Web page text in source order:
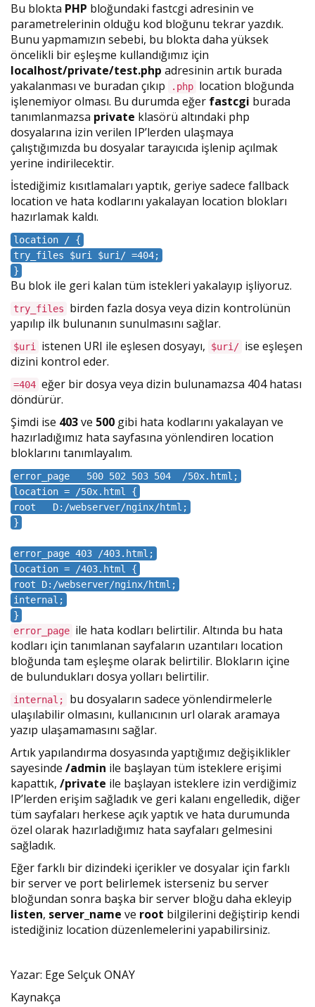
Bu blokta PHP bloğundaki fastcgi adresinin ve
parametrelerinin olduğu kod bloğunu tekrar yazdık.
Bunu yapmamızın sebebi, bu blokta daha yüksek
öncelikli bir eşleşme kullandığımız için
localhost/private/test.php adresinin artık burada
yakalanması ve buradan çıkıp
.php location bloğunda
işlenemiyor olması. Bu durumda eğer fastcgi burada
tanımlanmazsa private klasörü altındaki php
dosyalarına izin verilen IP’lerden ulaşmaya
çalıştığımızda bu dosyalar tarayıcıda işlenip açılmak
yerine indirilecektir.
İstediğimiz kısıtlamaları yaptık, geriye sadece fallback
location ve hata kodlarını yakalayan location blokları
hazırlamak kaldı.
location / {
try_files $uri $uri/ =404;
}
Bu blok ile geri kalan tüm istekleri yakalayıp işliyoruz.
try_files
birden fazla dosya veya dizin kontrolünün
yapılıp ilk bulunanın sunulmasını sağlar.
$uri istenen URI ile eşlesen dosyayı, $uri/ ise eşleşen
dizini kontrol eder.
=404 eğer bir dosya veya dizin bulunamazsa 404 hatası
döndürür.
Şimdi ise 403ve 500 gibi hata kodlarını yakalayan ve
hazırladığımız hata sayfasına yönlendiren location
bloklarını tanımlayalım.
error_page 500 502 503 504 /50x.html;
location = /50x.html {
root D:/webserver/nginx/html;
}
error_page 403 /403.html;
location = /403.html {
root D:/webserver/nginx/html;
internal;
}
error_page ile hata kodları belirtilir. Altında bu hata
kodları için tanımlanan sayfaların uzantıları location
bloğunda tam eşleşme olarak belirtilir. Blokların içine
de bulundukları dosya yolları belirtilir.
internal;
bu dosyaların sadece yönlendirmelerle
ulaşılabilir olmasını, kullanıcının url olarak aramaya
yazıp ulaşamamasını sağlar.
Artık yapılandırma dosyasında yaptığımız değişiklikler
sayesinde /admin ile başlayan tüm isteklere erişimi
kapattık, /private ile başlayan isteklere izin verdiğimiz
IP’lerden erişim sağladık ve geri kalanı engelledik, diğer
tüm sayfaları herkese açık yaptık ve hata durumunda
özel olarak hazırladığımız hata sayfaları gelmesini
sağladık.
Eğer farklı bir dizindeki içerikler ve dosyalar için farklı
bir server ve port belirlemek isterseniz bu server
bloğundan sonra başka bir server bloğu daha ekleyip
listen, server_name ve root bilgilerini değiştirip kendi
istediğiniz location düzenlemelerini yapabilirsiniz.
Yazar: Ege Selçuk ONAY
Kaynakça